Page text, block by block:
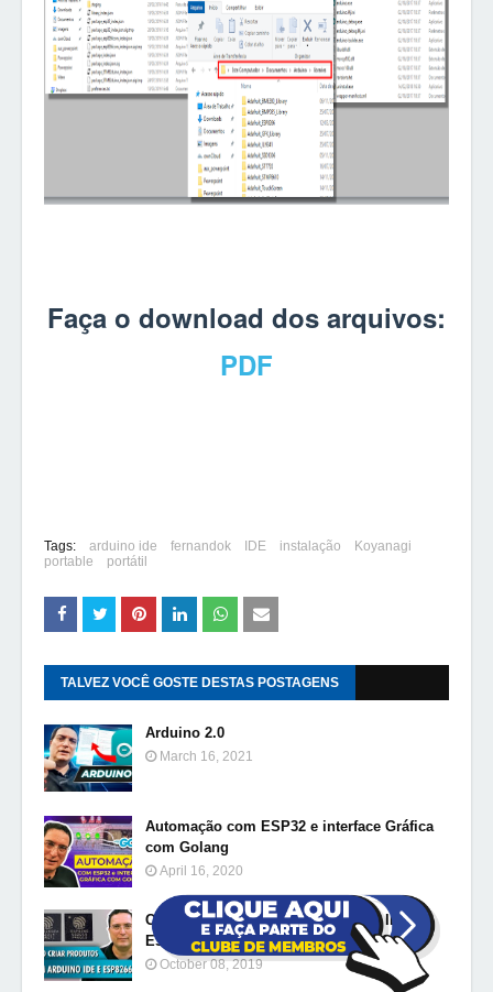
Faça o download dos arquivos:
PDF
Tags: arduino ide fernandok IDE instalação
Koyanagi
portable
portátil
TALVEZ VOCÊ GOSTE DESTAS POSTAGENS
Arduino 2.0
March 16, 2021
Automação com ESP32 e interface Gráfica
com Golang
April 16, 2020
Como criar produtos com Arduino IDE e
ESP8266
October 08, 2019